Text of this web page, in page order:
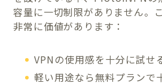
容量に一切制限がありません。
非常に価値があります：
VPNの使用感を十分に試せ
軽い用途なら無料プランで